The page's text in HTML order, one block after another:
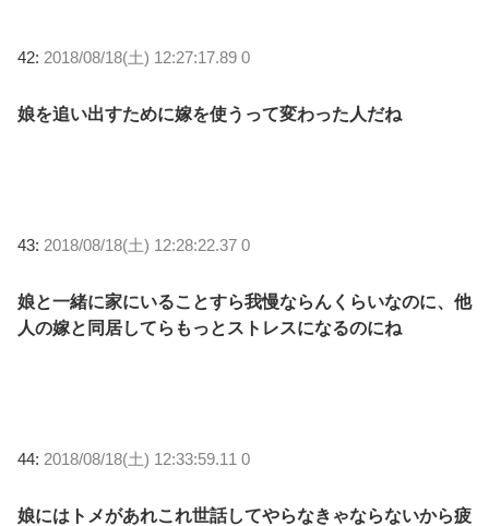
42: 2018/08/18(土) 12:27:17.89 0
娘を追い出すために嫁を使うって変わった人だね
43: 2018/08/18(土) 12:28:22.37 0
娘と一緒に家にいることすら我慢ならんくらいなのに、他
人の嫁と同居してらもっとストレスになるのにね
44: 2018/08/18(土) 12:33:59.11 0
娘にはトメがあれこれ世話してやらなきゃならないから疲